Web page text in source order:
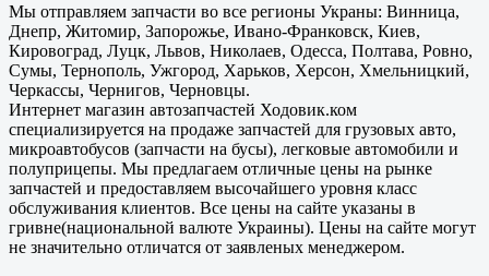
Мы отправляем запчасти во все регионы Украны: Винница,
Днепр, Житомир, Запорожье, Ивано-Франковск, Киев,
Кировоград, Луцк, Львов, Николаев, Одесса, Полтава, Ровно,
Сумы, Тернополь, Ужгород, Харьков, Херсон, Хмельницкий,
Черкассы, Чернигов, Черновцы.
Интернет магазин автозапчастей Ходовик.ком
специализируется на продаже запчастей для грузовых авто,
микроавтобусов (запчасти на бусы), легковые автомобили и
полуприцепы. Мы предлагаем отличные цены на рынке
запчастей и предоставляем высочайшего уровня класс
обслуживания клиентов. Все цены на сайте указаны в
гривне(национальной валюте Украины). Цены на сайте могут
не значительно отличатся от заявленых менеджером.